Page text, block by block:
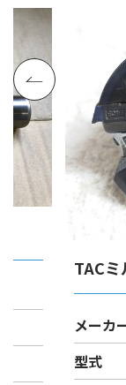
TACミ
メーカ
型式